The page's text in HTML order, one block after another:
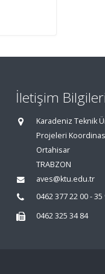
İletişim Bilgileri
Karadeniz Teknik
Projeleri
Ortahisar
TRABZON
aves@ktu.edu.tr
0462 377 22 00 - 35
0462 325 34 84